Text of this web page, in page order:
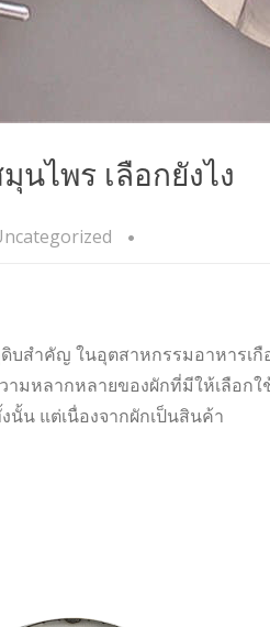
นไพร เลือกยังไง
ญ ในอุตสาหกรรมอาหารเกือ
ามหลากหลายของผักที่มีให้เลือ
น แต่เนื่องจากผักเป็นสินค้า